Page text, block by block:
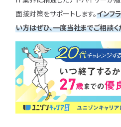
面接対策をサポートします。インフ
い方はぜひ、一度当社までご相談く